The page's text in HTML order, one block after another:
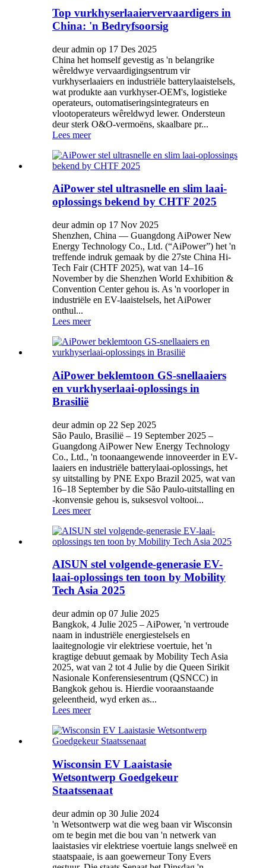
Top vurkhyserlaaiervervaardigers in
China: 'n Bedryfsoorsig
deur admin op 17 Des 2025
China het homself gevestig as 'n belangrike
wêreldwye vervaardigingsentrum vir
vurkhyserlaaiers en industriële batterylaaistelsels,
wat produkte aan vurkhyser-OEM's, logistieke
operateurs, outomatiseringsintegrateurs en
vlootoperateurs wêreldwyd lewer. Ondersteun
deur sterk O&O-vermoëns, skaalbare pr...
Lees meer
AiPower stel ultrasnelle en slim laai-
oplossings bekend by CHTF 2025
deur admin op 17 Nov 2025
Shenzhen, China — Guangdong AiPower New
Energy Technology Co., Ltd. (“AiPower”) het 'n
treffende indruk gemaak by die 27ste China Hi-
Tech Fair (CHTF 2025), wat van 14–16
November by die Shenzhen World Exhibition &
Convention Center gehou is. As 'n voorloper in
industriële en EV-laaistelsels, het AiPower
onthul...
Lees meer
AiPower beklemtoon GS-snellaaiers
en vurkhyserlaai-oplossings in
Brasilië
deur admin op 22 Sep 2025
São Paulo, Brasilië – 19 September 2025 –
Guangdong AiPower New Energy Technology
Co., Ltd., 'n toonaangewende innoveerder in EV-
laaiers en industriële batterylaai-oplossings, het
sy uitstalling by PNE Expo Brazil 2025, wat van
16–18 September by die São Paulo-uitstalling en
-konvensie gehou is, suksesvol voltooi...
Lees meer
AISUN stel volgende-generasie EV-
laai-oplossings ten toon by Mobility
Tech Asia 2025
deur admin op 07 Julie 2025
Bangkok, 4 Julie 2025 – AiPower, 'n vertroude
naam in industriële energiestelsels en
laaitegnologie vir elektriese voertuie, het 'n
kragtige debuut gemaak by Mobility Tech Asia
2025, wat van 2 tot 4 Julie by die Queen Sirikit
Nasionale Konferensiesentrum (QSNCC) in
Bangkok gehou is. Hierdie vooraanstaande
geleentheid, wyd erken as...
Lees meer
Wisconsin EV Laaistasie
Wetsontwerp Goedgekeur
Staatssenaat
deur admin op 30 Julie 2024
'n Wetsontwerp wat die weg baan vir Wisconsin
om te begin met die bou van 'n netwerk van
laaistasies vir elektriese voertuie langs snelweë en
staatspaaie, is aan goewerneur Tony Evers